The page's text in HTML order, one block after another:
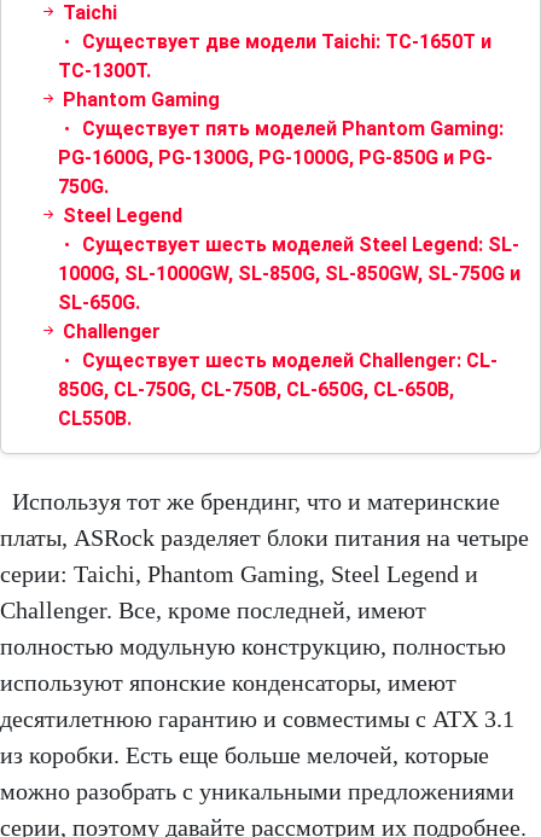
Taichi
Существует две модели Taichi: TC-1650T и
TC-1300T.
Phantom Gaming
Существует пять моделей Phantom Gaming:
PG-1600G, PG-1300G, PG-1000G, PG-850G и PG-
750G.
Steel Legend
Существует шесть моделей Steel Legend: SL-
1000G, SL-1000GW, SL-850G, SL-850GW, SL-750G и
SL-650G.
Challenger
Существует шесть моделей Challenger: CL-
850G, CL-750G, CL-750B, CL-650G, CL-650B,
CL550B.
Используя тот же брендинг, что и материнские
платы, ASRock разделяет блоки питания на четыре
серии: Taichi, Phantom Gaming, Steel Legend и
Challenger. Все, кроме последней, имеют
полностью модульную конструкцию, полностью
используют японские конденсаторы, имеют
десятилетнюю гарантию и совместимы с ATX 3.1
из коробки. Есть еще больше мелочей, которые
можно разобрать с уникальными предложениями
серии, поэтому давайте рассмотрим их подробнее.